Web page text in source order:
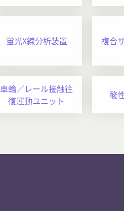
蛍光X線分析装置 複合
車輪／レール接触往
復運動ユニット
酸